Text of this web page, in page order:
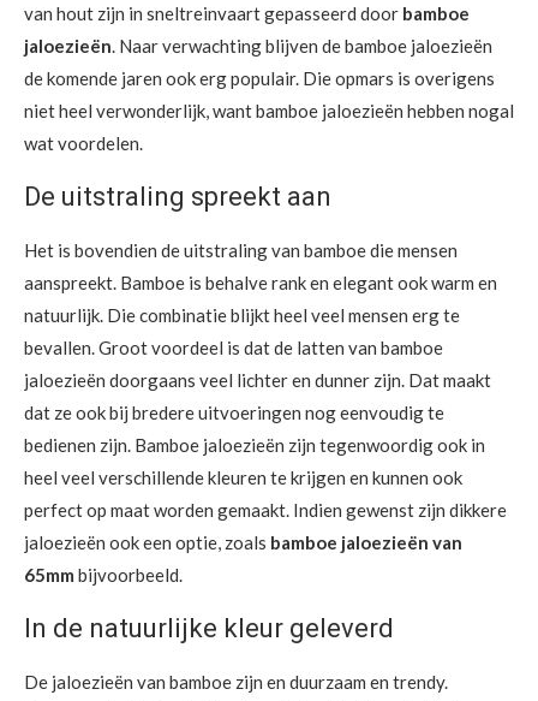
van hout zijn in sneltreinvaart gepasseerd door bamboe
jaloezieën. Naar verwachting blijven de bamboe jaloezieën
de komende jaren ook erg populair. Die opmars is overigens
niet heel verwonderlijk, want bamboe jaloezieën hebben nogal
wat voordelen.
De uitstraling spreekt aan
Het is bovendien de uitstraling van bamboe die mensen
aanspreekt. Bamboe is behalve rank en elegant ook warm en
natuurlijk. Die combinatie blijkt heel veel mensen erg te
bevallen. Groot voordeel is dat de latten van bamboe
jaloezieën doorgaans veel lichter en dunner zijn. Dat maakt
dat ze ook bij bredere uitvoeringen nog eenvoudig te
bedienen zijn. Bamboe jaloezieën zijn tegenwoordig ook in
heel veel verschillende kleuren te krijgen en kunnen ook
perfect op maat worden gemaakt. Indien gewenst zijn dikkere
jaloezieën ook een optie, zoals bamboe jaloezieën van
65mm bijvoorbeeld.
In de natuurlijke kleur geleverd
De jaloezieën van bamboe zijn en duurzaam en trendy.